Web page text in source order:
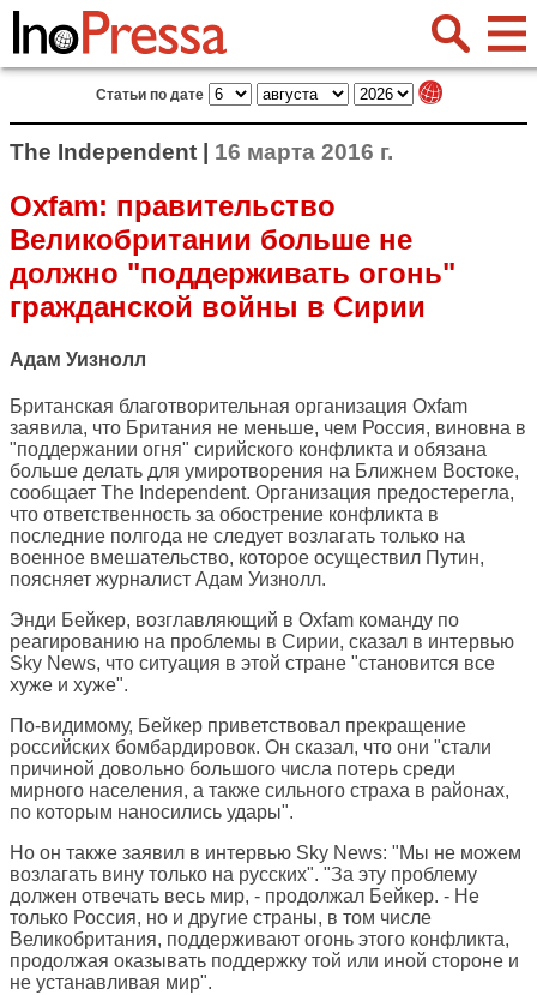
Статьи по дате
The Independent | 16 марта 2016 г.
Oxfam: правительство
Великобритании больше не
должно "поддерживать огонь"
гражданской войны в Сирии
Адам Уизнолл
Британская благотворительная организация Oxfam
заявила, что Британия не меньше, чем Россия, виновна в
"поддержании огня" сирийского конфликта и обязана
больше делать для умиротворения на Ближнем Востоке,
сообщает The Independent. Организация предостерегла,
что ответственность за обострение конфликта в
последние полгода не следует возлагать только на
военное вмешательство, которое осуществил Путин,
поясняет журналист Адам Уизнолл.
Энди Бейкер, возглавляющий в Oxfam команду по
реагированию на проблемы в Сирии, сказал в интервью
Sky News, что ситуация в этой стране "становится все
хуже и хуже".
По-видимому, Бейкер приветствовал прекращение
российских бомбардировок. Он сказал, что они "стали
причиной довольно большого числа потерь среди
мирного населения, а также сильного страха в районах,
по которым наносились удары".
Но он также заявил в интервью Sky News: "Мы не можем
возлагать вину только на русских". "За эту проблему
должен отвечать весь мир, - продолжал Бейкер. - Не
только Россия, но и другие страны, в том числе
Великобритания, поддерживают огонь этого конфликта,
продолжая оказывать поддержку той или иной стороне и
не устанавливая мир".